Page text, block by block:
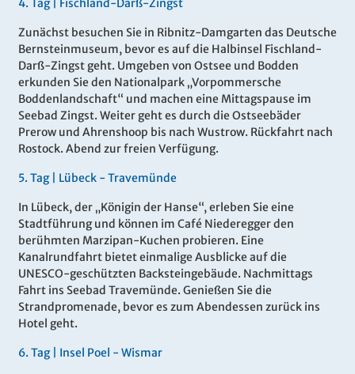
4. Tag | Fischland-Darß-Zingst
Zunächst besuchen Sie in Ribnitz-Damgarten das Deutsche
Bernsteinmuseum, bevor es auf die Halbinsel Fischland-
Darß-Zingst geht. Umgeben von Ostsee und Bodden
erkunden Sie den Nationalpark „Vorpommersche
Boddenlandschaft“ und machen eine Mittagspause im
Seebad Zingst. Weiter geht es durch die Ostseebäder
Prerow und Ahrenshoop bis nach Wustrow. Rückfahrt nach
Rostock. Abend zur freien Verfügung.
5. Tag | Lübeck - Travemünde
In Lübeck, der „Königin der Hanse“, erleben Sie eine
Stadtführung und können im Café Niederegger den
berühmten Marzipan-Kuchen probieren. Eine
Kanalrundfahrt bietet einmalige Ausblicke auf die
UNESCO-geschützten Backsteingebäude. Nachmittags
Fahrt ins Seebad Travemünde. Genießen Sie die
Strandpromenade, bevor es zum Abendessen zurück ins
Hotel geht.
6. Tag | Insel Poel - Wismar